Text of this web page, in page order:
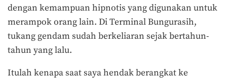
dengan kemampuan hipnotis yang digunakan untuk
merampok orang lain. Di Terminal Bungurasih,
tukang gendam sudah berkeliaran sejak bertahun-
tahun yang lalu.
Itulah kenapa saat saya hendak berangkat ke